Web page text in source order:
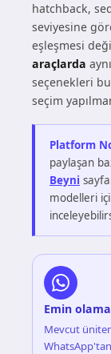
hatchback,
seviyesine
eşleşmesi
araçlarda
seçenekleri
seçim
Platform
paylaşan
Beyni
modelleri
Emin
Mevcut